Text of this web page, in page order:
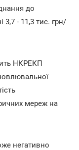
до
3,7 - 11,3 тис. грн/
НКРЕКП
мереж на
негативно